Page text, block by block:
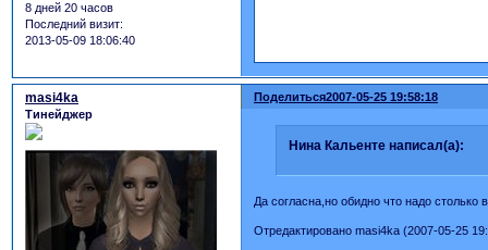
8 дней 20 часов
Последний визит:
2013-05-09 18:06:40
Поделиться2007-05-25 19:58:18
masi4ka
Тинейджер
Нина Кальенте написал(а):
Да согласна,но обидно что надо столько
Отредактировано masi4ka (2007-05-25